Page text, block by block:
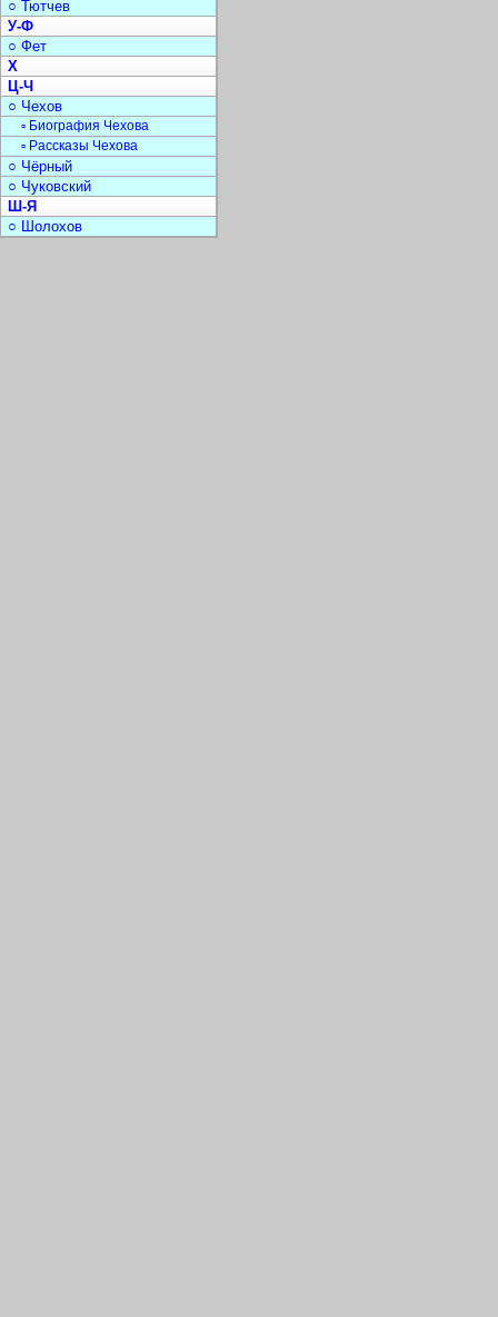
○ Тютчев
У-Ф
○ Фет
Х
Ц-Ч
○ Чехов
▫ Биография Чехова
▫ Рассказы Чехова
○ Чёрный
○ Чуковский
Ш-Я
○ Шолохов